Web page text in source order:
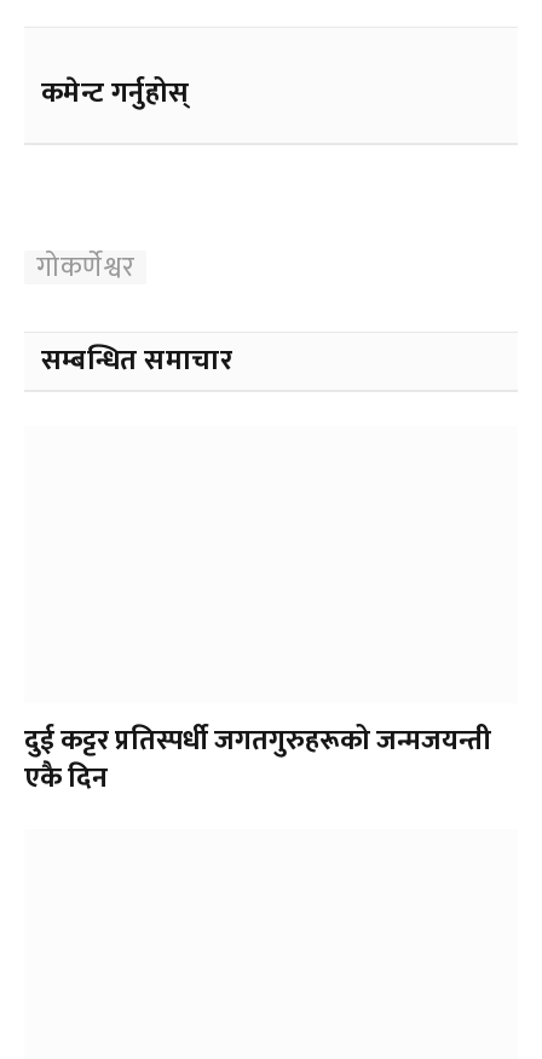
कमेन्ट गर्नुहोस्
गोकर्णेश्वर
सम्बन्धित समाचार
दुई कट्टर प्रतिस्पर्धी जगतगुरुहरूको जन्मजयन्ती
एकै दिन